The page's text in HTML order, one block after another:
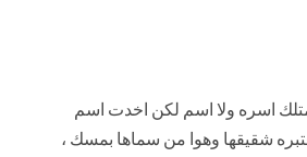
اسره ولا اسم لكن اخدت اسم
شقيقها وهوا من سماها بمسك ،